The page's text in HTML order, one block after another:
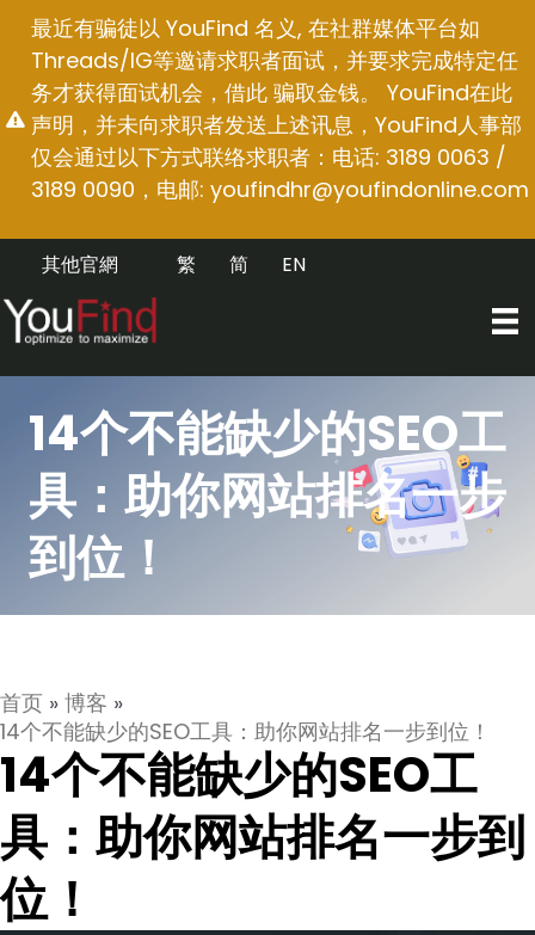
最近有骗徒以 YouFind 名义, 在社群媒体平台如
Threads/IG等邀请求职者面试，并要求完成特定任
务才获得面试机会，借此 骗取金钱。 YouFind在此
声明，并未向求职者发送上述讯息，YouFind人事部
仅会通过以下方式联络求职者：电话: 3189 0063 /
3189 0090，电邮: youfindhr@youfindonline.com
其他官網 EN
简
繁
14个不能缺少的SEO工
具：助你网站排名一步
到位！
首页 » 博客 »
14个不能缺少的SEO工具：助你网站排名一步到位！
14个不能缺少的SEO工
具：助你网站排名一步到
位！